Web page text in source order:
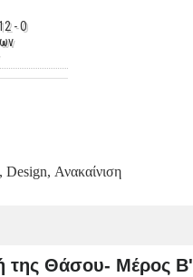
- Ο
Design, Ανακαίνιση
της Θάσου- Μέρος Β'